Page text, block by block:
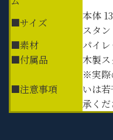
■サイズ
本体
スタ
■素材
パイ
■付属品
木製
■注意事項
※実際
いは
承くだ